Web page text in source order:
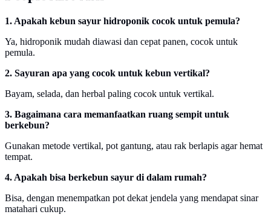
1. Apakah kebun sayur hidroponik cocok untuk pemula?
Ya, hidroponik mudah diawasi dan cepat panen, cocok untuk
pemula.
2. Sayuran apa yang cocok untuk kebun vertikal?
Bayam, selada, dan herbal paling cocok untuk vertikal.
3. Bagaimana cara memanfaatkan ruang sempit untuk
berkebun?
Gunakan metode vertikal, pot gantung, atau rak berlapis agar hemat
tempat.
4. Apakah bisa berkebun sayur di dalam rumah?
Bisa, dengan menempatkan pot dekat jendela yang mendapat sinar
matahari cukup.